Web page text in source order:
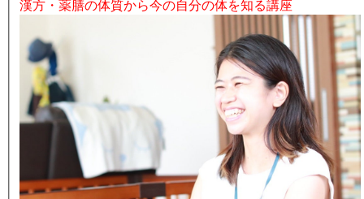
漢方・薬膳の体質から今の自分の体を知る講座